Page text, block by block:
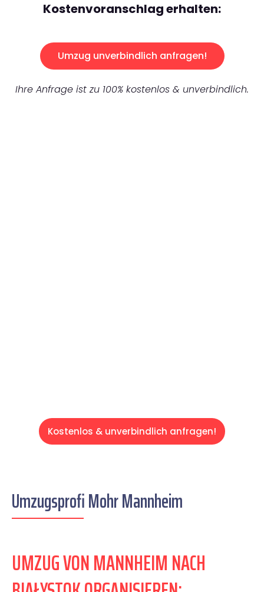
Kostenvoranschlag erhalten:
Umzug unverbindlich anfragen!
Ihre Anfrage ist zu 100% kostenlos & unverbindlich.
Kostenlos & unverbindlich anfragen!
Umzugsprofi Mohr Mannheim
UMZUG VON MANNHEIM NACH